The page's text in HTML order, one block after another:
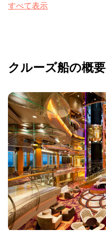
すべて表示
クルーズ船の概要